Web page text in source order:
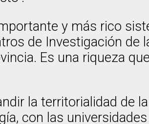
y más rico
de Investigación de
Es una riqueza
la territorialidad de
con las